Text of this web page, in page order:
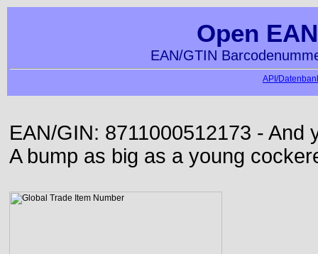
Open
EAN/GTIN
API/
EAN/GIN: 8711000512173 -
A bump as big as a young